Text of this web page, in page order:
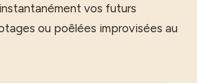
vos futurs
ou poêlées improvisées au